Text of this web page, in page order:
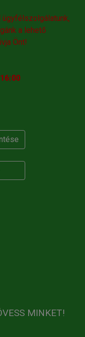
ügyfélszolgálatunk,
a lehető
Önt!
MINKET!